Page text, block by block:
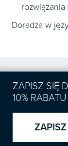
Doradza w
ZAPISZ SIĘ
10%